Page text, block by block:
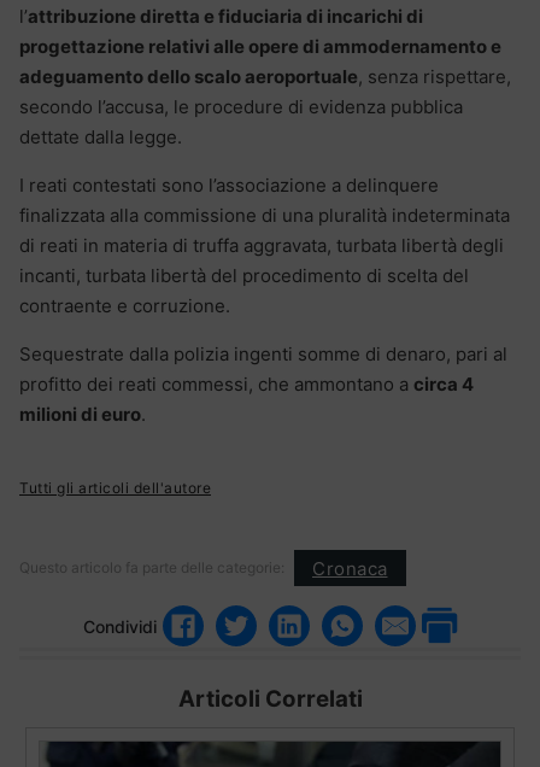
l’attribuzione diretta e fiduciaria di incarichi di
progettazione relativi alle opere di ammodernamento e
adeguamento dello scalo aeroportuale, senza rispettare,
secondo l’accusa, le procedure di evidenza pubblica
dettate dalla legge.
I reati contestati sono l’associazione a delinquere
finalizzata alla commissione di una pluralità indeterminata
di reati in materia di truffa aggravata, turbata libertà degli
incanti, turbata libertà del procedimento di scelta del
contraente e corruzione.
Sequestrate dalla polizia ingenti somme di denaro, pari al
profitto dei reati commessi, che ammontano a circa 4
milioni di euro.
Tutti gli articoli dell'autore
Questo articolo fa parte delle categorie: Cronaca
Condividi
Articoli Correlati